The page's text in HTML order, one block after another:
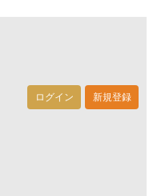
ログイン 新規登録